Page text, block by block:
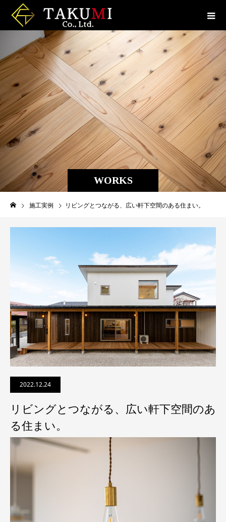
WORKS
施工実例 リビングとつながる、広い軒下空間のある住まい。
2022.12.24
リビングとつながる、広い軒下空間のあ
る住まい。